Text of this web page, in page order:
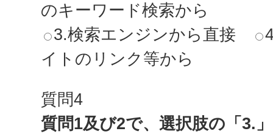
のキーワード検索から
3.検索エンジンから直接
イトのリンク等から
質問4
質問1及び2で、選択肢の「3.